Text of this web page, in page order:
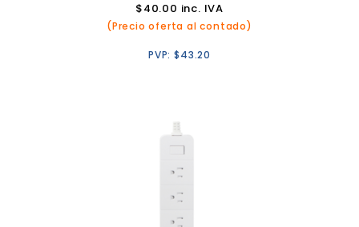
$40.00 inc. IVA
(Precio oferta al contado)
PVP:$43.20